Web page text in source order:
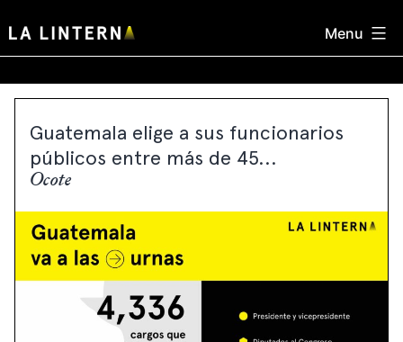
to
Menu
Guatemala elige a sus funcionarios
públicos entre más de 45...
Ocote